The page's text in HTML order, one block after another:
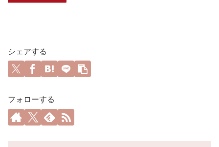
シェアする
フォローする